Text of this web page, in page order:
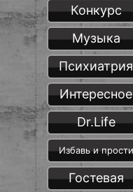
Конкурс
Музыка
Психиатрия
Интересное
Dr.Life
Избавь и прости
Гостевая